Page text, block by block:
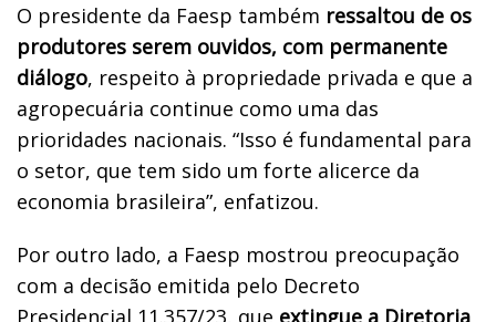
O presidente da Faesp também ressaltou de os
produtores serem ouvidos, com permanente
diálogo, respeito à propriedade privada e que a
agropecuária continue como uma das
prioridades nacionais. “Isso é fundamental para
o setor, que tem sido um forte alicerce da
economia brasileira”, enfatizou.
Por outro lado, a Faesp mostrou preocupação
com a decisão emitida pelo Decreto
Presidencial 11.357/23, que extingue a Diretoria